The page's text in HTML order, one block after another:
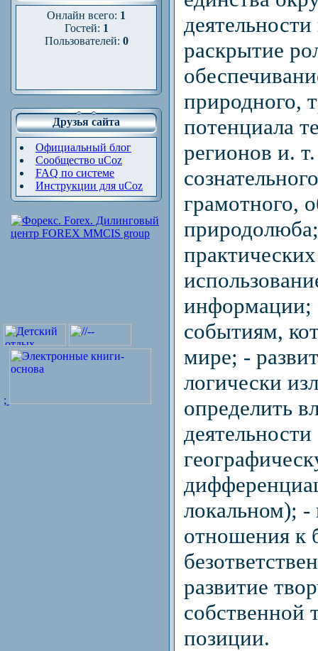
Онлайн всего: 1
Гостей: 1
Пользователей: 0
Друзья сайта
Официальный блог
Сообщество uCoz
FAQ по системе
Инструкции для uCoz
;
раскрытие
природного,
потенциала
регионов и.
грамотного,
информации;
событиям,
мире; -
логически
определить
локальном);
отношения к
развитие
собственной
позиции.